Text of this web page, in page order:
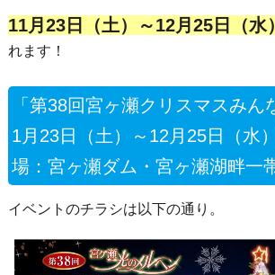
11月23日（土）～12月25日（水）
れます！